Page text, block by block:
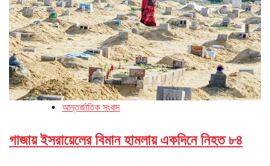
আন্তর্জাতিক সংবাদ
গাজায় ইসরায়েলের বিমান হামলায় একদিনে নিহত ৮৪